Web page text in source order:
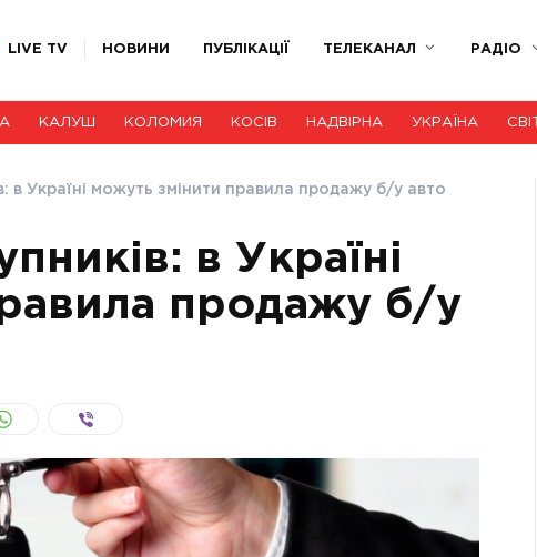
LIVE TV НОВИНИ ПУБЛІКАЦІЇ ТЕЛЕКАНАЛ РАДІО
КАЛУШ КОЛОМИЯ КОСІВ НАДВІРНА УКРАЇНА СВІТ
в Україні можуть змінити правила продажу б/у авто
в Україні
продажу б/у